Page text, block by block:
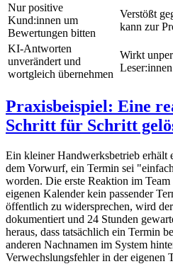
Nur positive
Kund:innen um
Bewertungen bitten
Verstößt
kann zur
KI-Antworten
unverändert und
wortgleich übernehmen
Wirkt
Praxisbeispiel: Eine
Schritt für Schritt
Ein kleiner Handwerksbetrieb erhält
dem Vorwurf, ein Termin sei
worden. Die erste Reaktion im
eigenen Kalender kein passender
öffentlich zu widersprechen, wird
dokumentiert und 24 Stunden
heraus, dass tatsächlich ein Termin
anderen Nachnamen im System
Verwechslungsfehler in der eigenen